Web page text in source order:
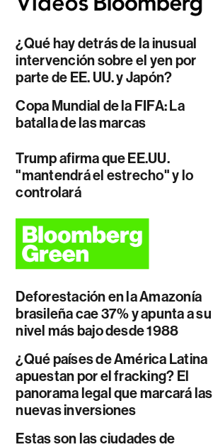
¿Qué hay detrás de la inusual
intervención sobre el yen por
parte de EE. UU. y Japón?
Copa Mundial de la FIFA: La
batalla de las marcas
Trump afirma que EE.UU.
"mantendrá el estrecho" y lo
controlará
Deforestación en la Amazonía
brasileña cae 37% y apunta a su
nivel más bajo desde 1988
¿Qué países de América Latina
apuestan por el fracking? El
panorama legal que marcará las
nuevas inversiones
Estas son las ciudades de